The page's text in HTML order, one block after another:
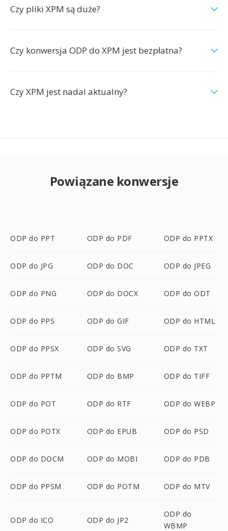
Czy pliki XPM są duże?
Czy konwersja ODP do XPM jest bezpłatna?
Czy XPM jest nadal aktualny?
Powiązane konwersje
ODP do PPT ODP do PDF ODP do PPTX
ODP do JPG ODP do DOC ODP do JPEG
ODP do PNG ODP do DOCX ODP do ODT
ODP do PPS ODP do GIF ODP do HTML
ODP do PPSX ODP do SVG ODP do TXT
ODP do PPTM ODP do BMP ODP do TIFF
ODP do POT ODP do RTF ODP do WEBP
ODP do POTX ODP do EPUB ODP do PSD
ODP do DOCM ODP do MOBI ODP do PDB
ODP do PPSM ODP do POTM ODP do MTV
ODP do ICO ODP do JP2
ODP do
WBMP